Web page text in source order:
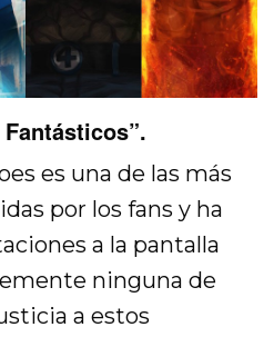
es una de las más
por los fans y ha
a la pantalla
ninguna de
a estos